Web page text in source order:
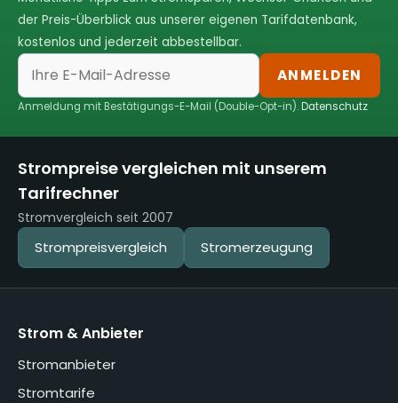
der Preis-Überblick aus unserer eigenen Tarifdatenbank,
kostenlos und jederzeit abbestellbar.
ANMELDEN
Anmeldung mit Bestätigungs-E-Mail (Double-Opt-in).Datenschutz
Strompreise vergleichen mit unserem
Tarifrechner
Stromvergleich seit 2007
Strompreisvergleich Stromerzeugung
Strom & Anbieter
Stromanbieter
Stromtarife